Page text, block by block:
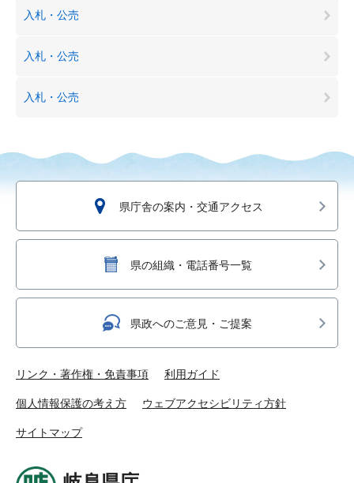
入札・公売
入札・公売
入札・公売
県庁舎の案内・交通アクセス
県の組織・電話番号一覧
県政へのご意見・ご提案
リンク・著作権・免責事項 利用ガイド
個人情報保護の考え方 ウェブアクセシビリティ方針
サイトマップ